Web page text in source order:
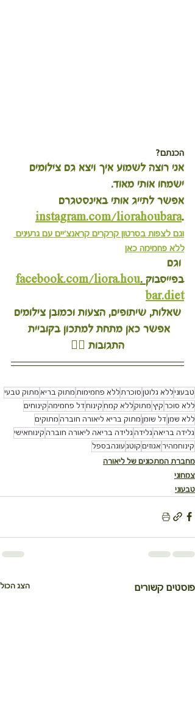
הכנתם?
אני רוצה לשמוע איך ויצא גם צילומים
ישמחו אותי מאוד.
אפשר לתייג אותי באינסטגרם
.
instagram.com/liorahoubara
וגם לצפות בסרטון קרקרים קראנצ'יים עם גרעינים
ללא פחמימה כאן
וגם
בפייסבוק .
facebook.com/liora.hou
bar.diet
שאלות, שיתופים, הצעות וכמובן צילומים
אפשר כאן מתחת למתכון בקוביית
התגובות 👇🏽
טבעוניללא גלוטן סוכרתללא פחמימות מתוק בריא מתוק טבעי
ללא סוכר קיץ מתוקללא קמח קינוחדל פחמימה קינוחים
ללא שמןדל שומן מתוק בריא ליאורה חוברה מתוקים
גלידה בריאה גלידה גלידה בריאה ליאורה חוברה קינוחאישי
קינוחמהיר אגוזים קוטג עוגהבספל
מחברת המתכונים של ליאורה
צמחוני
טבעוני
פוסטים קשורים הצג הכול